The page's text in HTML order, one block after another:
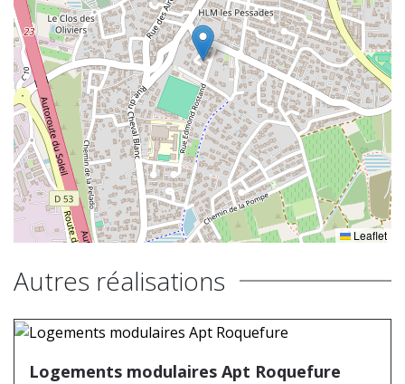
Leaflet
Autres réalisations
Logements modulaires Apt Roquefure